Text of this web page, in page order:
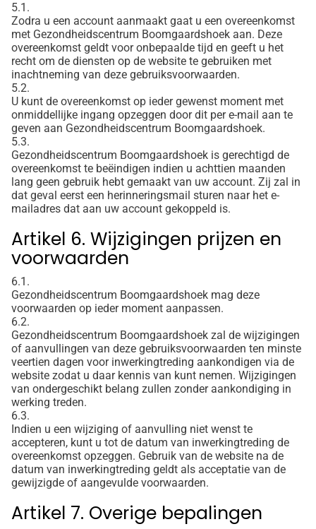
5.1.
Zodra u een account aanmaakt gaat u een overeenkomst
met Gezondheidscentrum Boomgaardshoek aan. Deze
overeenkomst geldt voor onbepaalde tijd en geeft u het
recht om de diensten op de website te gebruiken met
inachtneming van deze gebruiksvoorwaarden.
5.2.
U kunt de overeenkomst op ieder gewenst moment met
onmiddellijke ingang opzeggen door dit per e-mail aan te
geven aan Gezondheidscentrum Boomgaardshoek.
5.3.
Gezondheidscentrum Boomgaardshoek is gerechtigd de
overeenkomst te beëindigen indien u achttien maanden
lang geen gebruik hebt gemaakt van uw account. Zij zal in
dat geval eerst een herinneringsmail sturen naar het e-
mailadres dat aan uw account gekoppeld is.
Artikel 6. Wijzigingen prijzen en
voorwaarden
6.1.
Gezondheidscentrum Boomgaardshoek mag deze
voorwaarden op ieder moment aanpassen.
6.2.
Gezondheidscentrum Boomgaardshoek zal de wijzigingen
of aanvullingen van deze gebruiksvoorwaarden ten minste
veertien dagen voor inwerkingtreding aankondigen via de
website zodat u daar kennis van kunt nemen. Wijzigingen
van ondergeschikt belang zullen zonder aankondiging in
werking treden.
6.3.
Indien u een wijziging of aanvulling niet wenst te
accepteren, kunt u tot de datum van inwerkingtreding de
overeenkomst opzeggen. Gebruik van de website na de
datum van inwerkingtreding geldt als acceptatie van de
gewijzigde of aangevulde voorwaarden.
Artikel 7. Overige bepalingen